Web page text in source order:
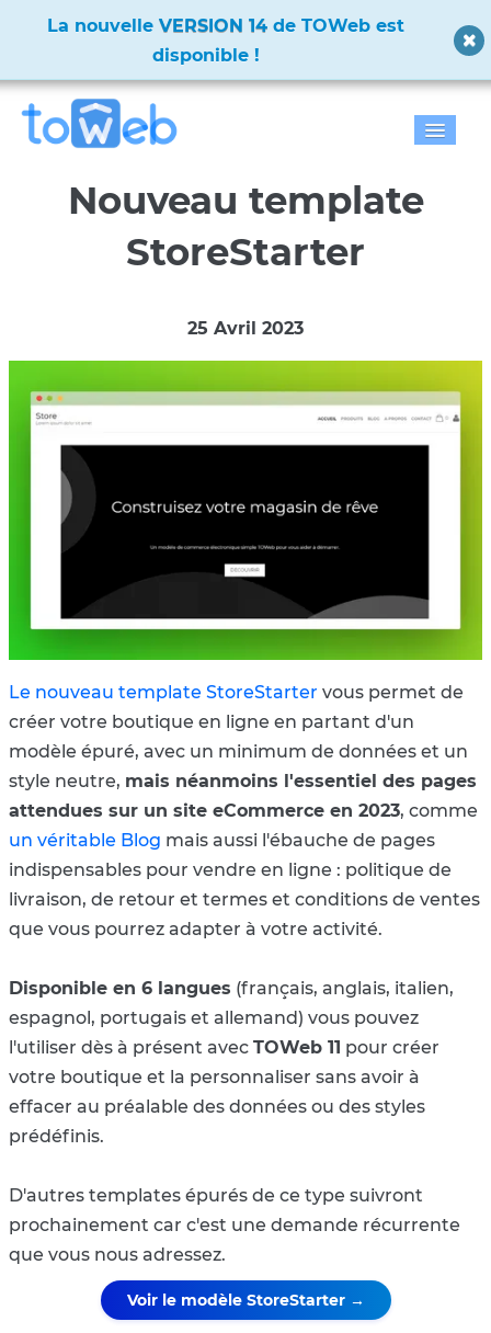
La nouvelle VERSION 14 de TOWeb est
disponible !
Accueil
Galerie
Documentation
Nouveau template
StoreStarter
25 Avril 2023
Le nouveau template StoreStarter vous permet de
créer votre boutique en ligne en partant d'un
modèle épuré, avec un minimum de données et un
style neutre, mais néanmoins l'essentiel des pages
attendues sur un site eCommerce en 2023, comme
un véritable Blog mais aussi l'ébauche de pages
indispensables pour vendre en ligne : politique de
livraison, de retour et termes et conditions de ventes
que vous pourrez adapter à votre activité.
Disponible en 6 langues (français, anglais, italien,
espagnol, portugais et allemand) vous pouvez
l'utiliser dès à présent avec TOWeb 11 pour créer
votre boutique et la personnaliser sans avoir à
effacer au préalable des données ou des styles
prédéfinis.
D'autres templates épurés de ce type suivront
prochainement car c'est une demande récurrente
que vous nous adressez.
Voir le modèle StoreStarter →